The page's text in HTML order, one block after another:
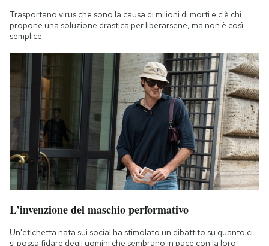
Trasportano virus che sono la causa di milioni di morti e c'è chi
propone una soluzione drastica per liberarsene, ma non è così
semplice
L’invenzione del maschio performativo
Un'etichetta nata sui social ha stimolato un dibattito su quanto ci
si possa fidare degli uomini che sembrano in pace con la loro